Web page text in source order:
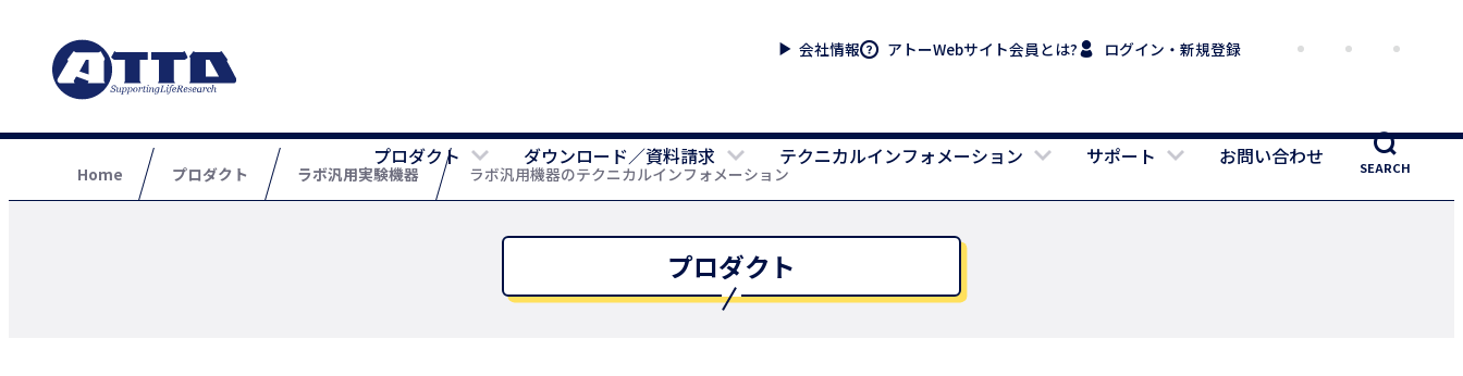
会社情報 アトーWebサイト会員とは? ログイン・新規登録
プロダクト ダウンロード／資料請求 テクニカルインフォメーション サポート お問い合わせ SEARCH
Home プロダクト ラボ汎用実験機器 ラボ汎用機器のテクニカルインフォメーション
プロダクト